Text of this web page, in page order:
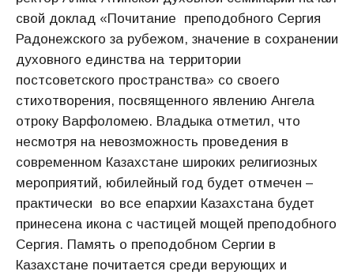
свой доклад «Почитание преподобного Сергия
Радонежского за рубежом, значение в сохранении
духовного единства на территории
постсоветского пространства» со своего
стихотворения, посвященного явлению Ангела
отроку Варфоломею. Владыка отметил, что
несмотря на невозможность проведения в
современном Казахстане широких религиозных
мероприятий, юбилейный год будет отмечен –
практически во все епархии Казахстана будет
принесена икона с частицей мощей преподобного
Сергия. Память о преподобном Сергии в
Казахстане почитается среди верующих и